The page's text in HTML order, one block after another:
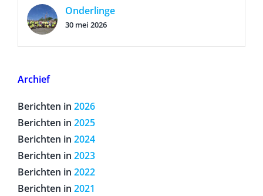
Onderlinge
30 mei 2026
Archief
Berichten in 2026
Berichten in 2025
Berichten in 2024
Berichten in 2023
Berichten in 2022
Berichten in 2021